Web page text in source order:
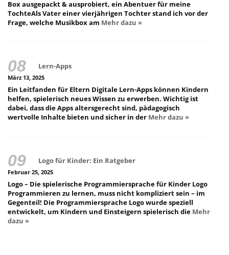
Box ausgepackt & ausprobiert, ein Abentuer für meine
TochteAls Vater einer vierjährigen Tochter stand ich vor der
Frage, welche Musikbox am Mehr dazu »
Lern-Apps
März 13, 2025
Ein Leitfanden für Eltern Digitale Lern-Apps können Kindern
helfen, spielerisch neues Wissen zu erwerben. Wichtig ist
dabei, dass die Apps altersgerecht sind, pädagogisch
wertvolle Inhalte bieten und sicher in der Mehr dazu »
Logo für Kinder: Ein Ratgeber
Februar 25, 2025
Logo – Die spielerische Programmiersprache für Kinder Logo
Programmieren zu lernen, muss nicht kompliziert sein – im
Gegenteil! Die Programmiersprache Logo wurde speziell
entwickelt, um Kindern und Einsteigern spielerisch die Mehr
dazu »